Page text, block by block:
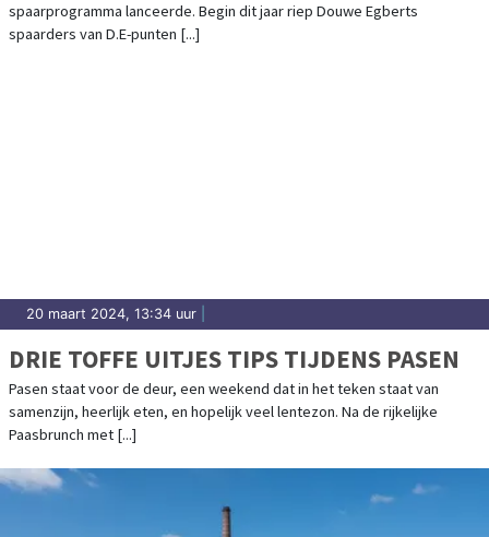
spaarprogramma lanceerde. Begin dit jaar riep Douwe Egberts
spaarders van D.E-punten [...]
20 maart 2024, 13:34 uur
DRIE TOFFE UITJES TIPS TIJDENS PASEN
Pasen staat voor de deur, een weekend dat in het teken staat van
samenzijn, heerlijk eten, en hopelijk veel lentezon. Na de rijkelijke
Paasbrunch met [...]